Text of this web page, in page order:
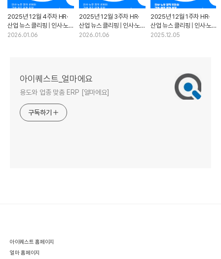
2025년 12월 4주차 HR·
산업 뉴스 클리핑 | 인사·노무
정책 변화와 건설·제조 업계
2026.01.06
2025년 12월 3주차 HR·
산업 뉴스 클리핑 | 인사·노무
정책 변화와 건설·제조 업계
2026.01.06
2025년 12월 1주차 HR·
산업 뉴스 클리핑 | 인사·노무
정책 변화와 건설·제조 업계
2025.12.05
아이퀘스트_얼마에요
용도와 업종 맞춤 ERP [얼마에요]
구독하기
아이퀘스트 홈페이지
얼마 홈페이지